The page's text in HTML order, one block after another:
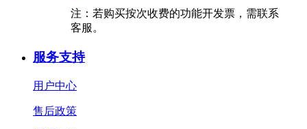
注：若购买按次收费的功能开发票，需联系
客服。
服务支持
用户中心
售后政策